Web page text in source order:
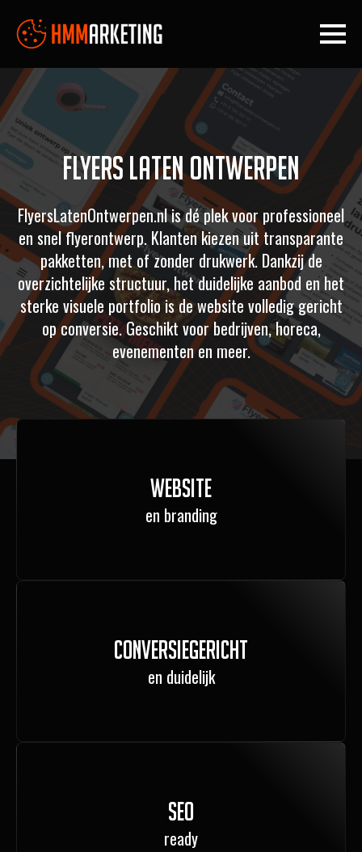
Flyers Laten Ontwerpen
FlyersLatenOntwerpen.nl is dé plek voor professioneel
en snel flyerontwerp. Klanten kiezen uit transparante
pakketten, met of zonder drukwerk. Dankzij de
overzichtelijke structuur, het duidelijke aanbod en het
sterke visuele portfolio is de website volledig gericht
op conversie. Geschikt voor bedrijven, horeca,
evenementen en meer.
Website
en branding
Conversiegericht
en duidelijk
SEO
ready